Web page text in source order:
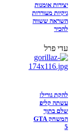
יצירות אומנות
גיקיות מעוררות
השראה ששווה
להכיר
עדי פרל
להקת גורילז
עשתה קליפ
שלם בתוך
המשחק GTA
5